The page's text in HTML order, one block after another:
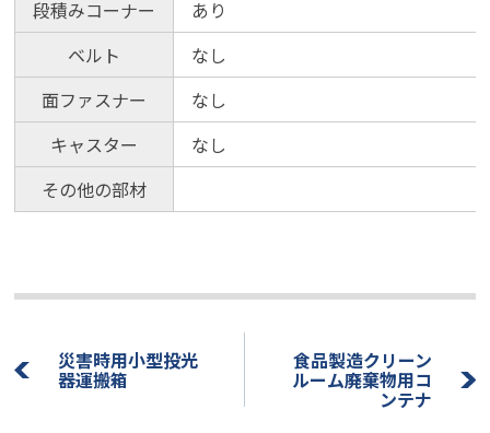
段積みコーナー
あり
ベルト
なし
面ファスナー
なし
キャスター
なし
その他の部材
災害時用小型投光
器運搬箱
食品製造クリーン
ルーム廃棄物用コ
ンテナ